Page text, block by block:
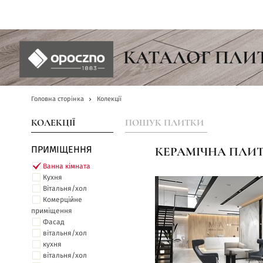
КАТАЛОГ
Головна сторінка Колекції
КОЛЕКЦІЇ ПОШУК ПЛИТКИ
ПРИМІЩЕННЯ
Ванна кімната
Кухня
Вітальня/хол
Комерційне
приміщення
Фасад
вітальня/хол
кухня
вітальня/хол
КЕРАМІЧНА